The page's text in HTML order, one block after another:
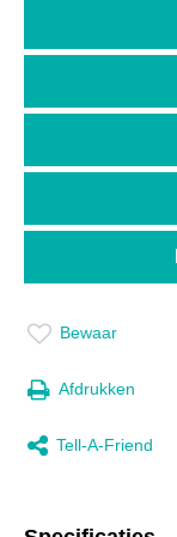
Bewaar
Afdrukken
Tell-A-Friend